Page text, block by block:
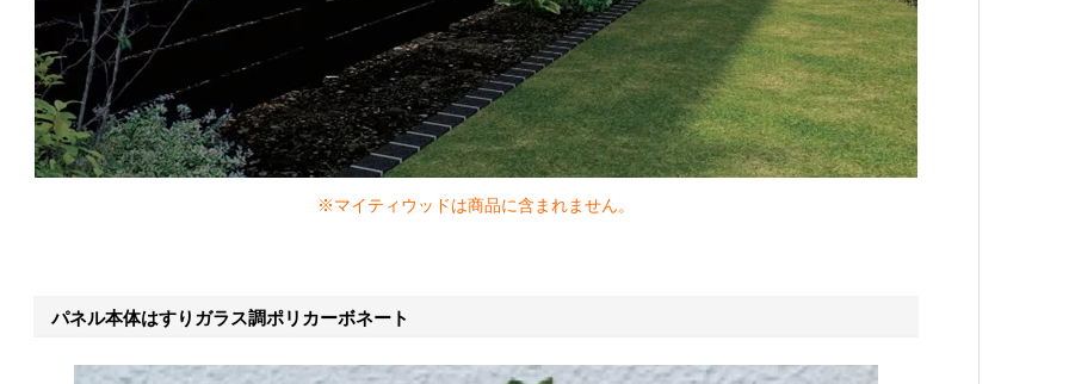
※マイティウッドは商品に含まれません。
パネル本体はすりガラス調ポリカーボネート